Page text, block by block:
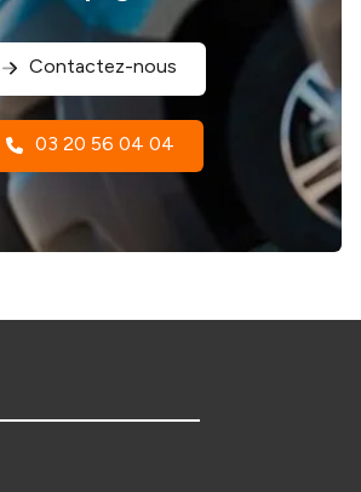
Contactez-nous
03 20 56 04 04